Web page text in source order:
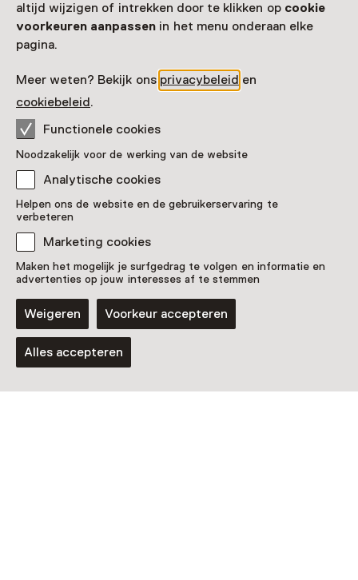
altijd wijzigen of intrekken door te klikken op cookie
voorkeuren aanpassen in het menu onderaan elke
pagina.
Meer weten? Bekijk ons privacybeleid en
cookiebeleid.
Functionele cookies
Noodzakelijk voor de werking van de website
Analytische cookies
Helpen ons de website en de gebruikerservaring te
verbeteren
Marketing cookies
Maken het mogelijk je surfgedrag te volgen en informatie en
advertenties op jouw interesses af te stemmen
Weigeren Voorkeur accepteren
Alles accepteren
Faciliteiten
Meer informatie op de museumsite
Nog meer ontdekken